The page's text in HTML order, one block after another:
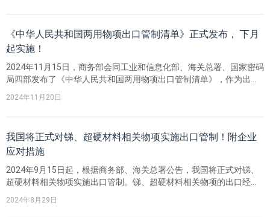
《中华人民共和国两用物项出口管制清单》正式发布， 下月
起实施！
​2024年11月15日，商务部会同工业和信息化部、海关总署、国家密码
局四部发布了《中华人民共和国两用物项出口管制清单》，作为出口
经营者申请相关物项出口许可，以及商务部等部门实施行政许可和监
督执法的重要依据，自2024年12月1日起同步实施。
2024年11月20日
我国将正式对锑、超硬材料相关物项实施出口管制！附企业
应对措施
2024年9月15日起，根据商务部、海关总署公告，我国将正式对锑、
超硬材料相关物项实施出口管制。锑、超硬材料相关物项的出口经营
者，需按照相关规定办理出口许可手续、海关手续等，并接受海关监
2024年8月29日